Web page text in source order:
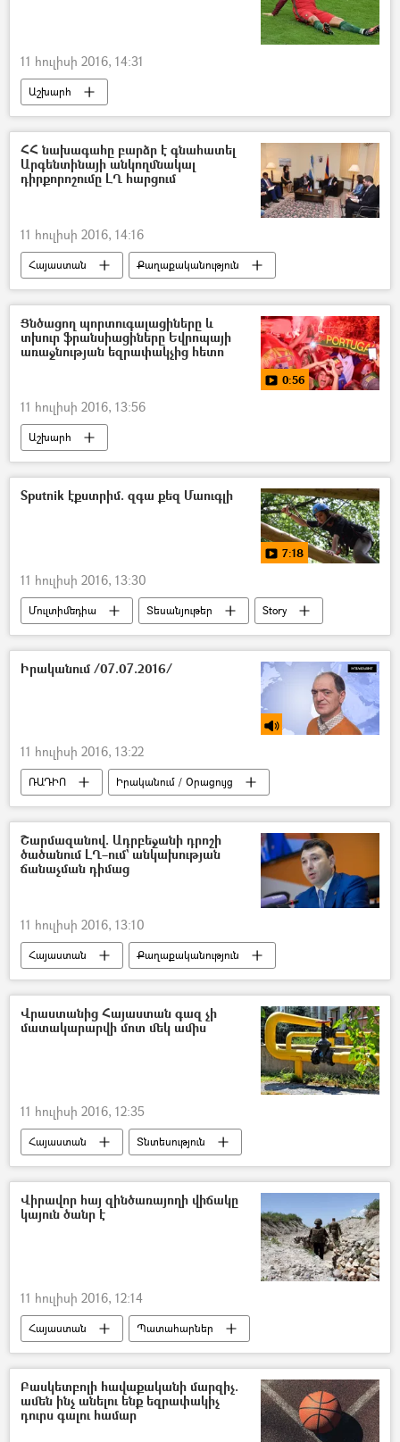
11 հուլիսի 2016, 14:31
Աշխարհ
ՀՀ նախագահը բարձր է գնահատել
Արգենտինայի անկողմնակալ
դիրքորոշումը ԼՂ հարցում
11 հուլիսի 2016, 14:16
Հայաստան Քաղաքականություն
Ցնծացող պորտուգալացիները և
տխուր ֆրանսիացիները Եվրոպայի
առաջնության եզրափակչից հետո
0:56
11 հուլիսի 2016, 13:56
Աշխարհ
Sputnik էքստրիմ. զգա քեզ Մաուգլի
7:18
11 հուլիսի 2016, 13:30
Մուլտիմեդիա Տեսանյութեր Story
Իրականում /07.07.2016/
11 հուլիսի 2016, 13:22
ՌԱԴԻՈ Իրականում / Օրացույց
Շարմազանով. Ադրբեջանի դրոշի
ծածանում ԼՂ–ում` անկախության
ճանաչման դիմաց
11 հուլիսի 2016, 13:10
Հայաստան
Քաղաքականություն
Արցախ
ԱԺ փոխնախագահ Էդուարդ Շարմազանով
Վրաստանից Հայաստան գազ չի
մատակարարվի մոտ մեկ ամիս
11 հուլիսի 2016, 12:35
Հայաստան Տնտեսություն
Վիրավոր հայ զինծառայողի վիճակը
կայուն ծանր է
11 հուլիսի 2016, 12:14
Հայաստան Պատահարներ
Բասկետբոլի հավաքականի մարզիչ.
ամեն ինչ անելու ենք եզրափակիչ
դուրս գալու համար